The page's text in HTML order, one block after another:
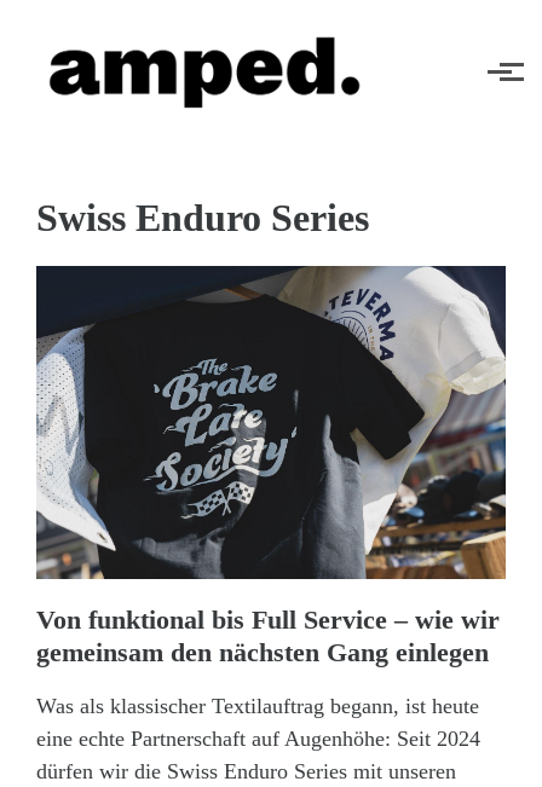
Swiss Enduro Series
Von funktional bis Full Service – wie wir
gemeinsam den nächsten Gang einlegen
Was als klassischer Textilauftrag begann, ist heute
eine echte Partnerschaft auf Augenhöhe: Seit 2024
dürfen wir die Swiss Enduro Series mit unseren